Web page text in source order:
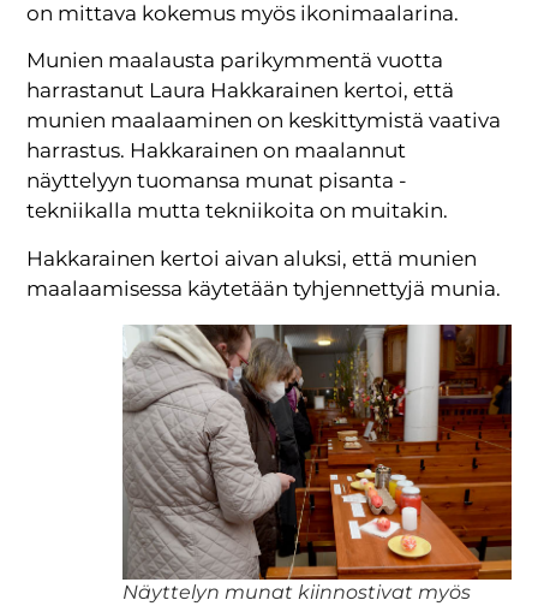
on mittava kokemus myös ikonimaalarina.
Munien maalausta parikymmentä vuotta
harrastanut Laura Hakkarainen kertoi, että
munien maalaaminen on keskittymistä vaativa
harrastus. Hakkarainen on maalannut
näyttelyyn tuomansa munat pisanta -
tekniikalla mutta tekniikoita on muitakin.
Hakkarainen kertoi aivan aluksi, että munien
maalaamisessa käytetään tyhjennettyjä munia.
Näyttelyn munat kiinnostivat myös